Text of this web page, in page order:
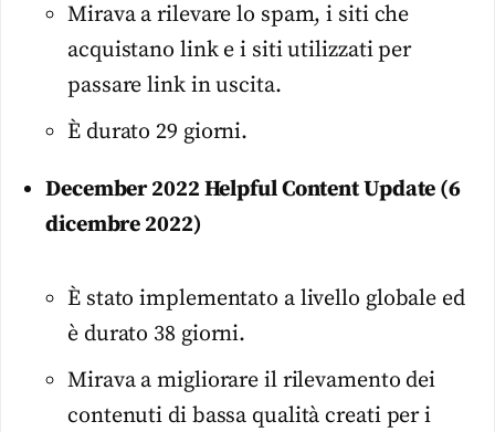
Mirava a rilevare lo spam, i siti che
acquistano link e i siti utilizzati per
passare link in uscita.
È durato 29 giorni.
December 2022 Helpful Content Update (6
dicembre 2022)
È stato implementato a livello globale ed
è durato 38 giorni.
Mirava a migliorare il rilevamento dei
contenuti di bassa qualità creati per i